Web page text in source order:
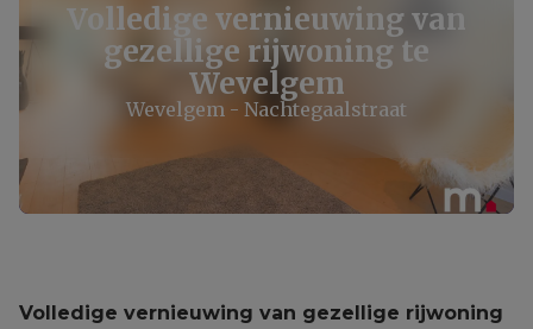
Volledige vernieuwing van
gezellige rijwoning te
Wevelgem
Wevelgem - Nachtegaalstraat
Volledige vernieuwing van gezellige rijwoning